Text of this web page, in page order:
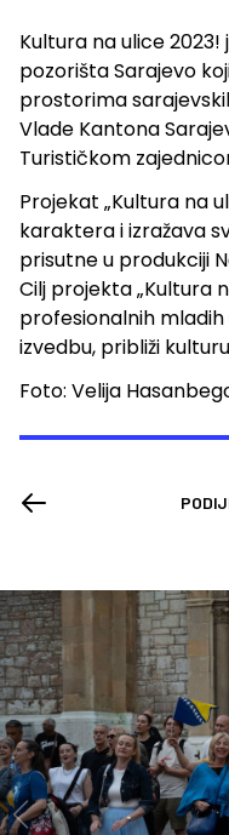
Kultura na ulice
pozorišta Sarajevo
prostorima
Vlade Kantona
Turističkom
Projekat „Kultura na
karaktera i izražava
prisutne u produkciji
Cilj projekta „Kultura
profesionalnih
izvedbu, približi
Foto: Velija